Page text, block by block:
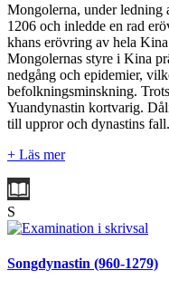
Mongolerna, under ledning
1206 och inledde en rad
khans erövring av hela
Mongolernas styre i Kina
nedgång och epidemier,
befolkningsminskning.
Yuandynastin kortvarig.
till uppror och dynastins
+ Läs mer
S
Songdynastin (960-1279)